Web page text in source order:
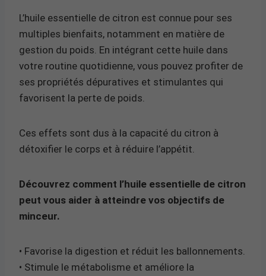
L’huile essentielle de citron est connue pour ses
multiples bienfaits, notamment en matière de
gestion du poids. En intégrant cette huile dans
votre routine quotidienne, vous pouvez profiter de
ses propriétés dépuratives et stimulantes qui
favorisent la perte de poids.
Ces effets sont dus à la capacité du citron à
détoxifier le corps et à réduire l’appétit.
Découvrez comment l’huile essentielle de citron
peut vous aider à atteindre vos objectifs de
minceur.
• Favorise la digestion et réduit les ballonnements.
• Stimule le métabolisme et améliore la